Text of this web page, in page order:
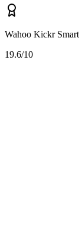
Wahoo Kickr Smart
19.6/10